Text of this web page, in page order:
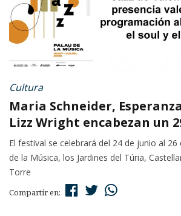
Cultura
Maria Schneider,
Lizz Wright encabezan un
El festival se celebrará del 24 de junio al 26
de la Música, los Jardines del Túria,
Torre
Compartir en: